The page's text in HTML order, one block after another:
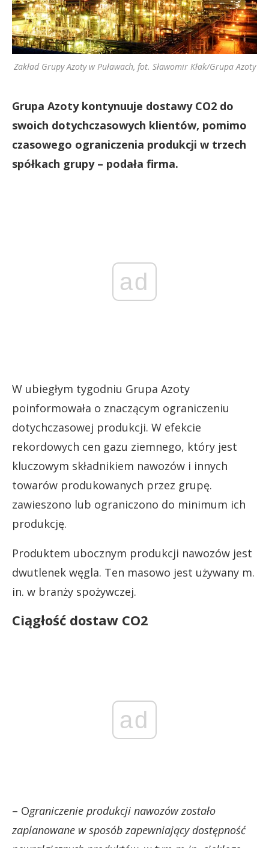
Zakład Grupy Azoty w Puławach, fot. Sławomir Kłak/Grupa Azoty
Grupa Azoty kontynuuje dostawy CO2 do
swoich dotychczasowych klientów, pomimo
czasowego ograniczenia produkcji w trzech
spółkach grupy – podała firma.
ad
W ubiegłym tygodniu Grupa Azoty
poinformowała o znaczącym ograniczeniu
dotychczasowej produkcji. W efekcie
rekordowych cen gazu ziemnego, który jest
kluczowym składnikiem nawozów i innych
towarów produkowanych przez grupę.
zawieszono lub ograniczono do minimum ich
produkcję.
Produktem ubocznym produkcji nawozów jest
dwutlenek węgla. Ten masowo jest używany m.
in. w branży spożywczej.
Ciągłość dostaw CO2
ad
– Ograniczenie produkcji nawozów zostało
zaplanowane w sposób zapewniający dostępność